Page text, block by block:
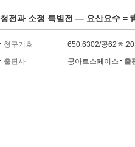
청전과 소정 특별전 ― 요산요수 =
청구기호
650.6302/공62ㅊ
출판사
공아트스페이스 출